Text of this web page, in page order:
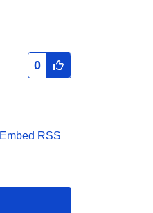
0
Embed RSS